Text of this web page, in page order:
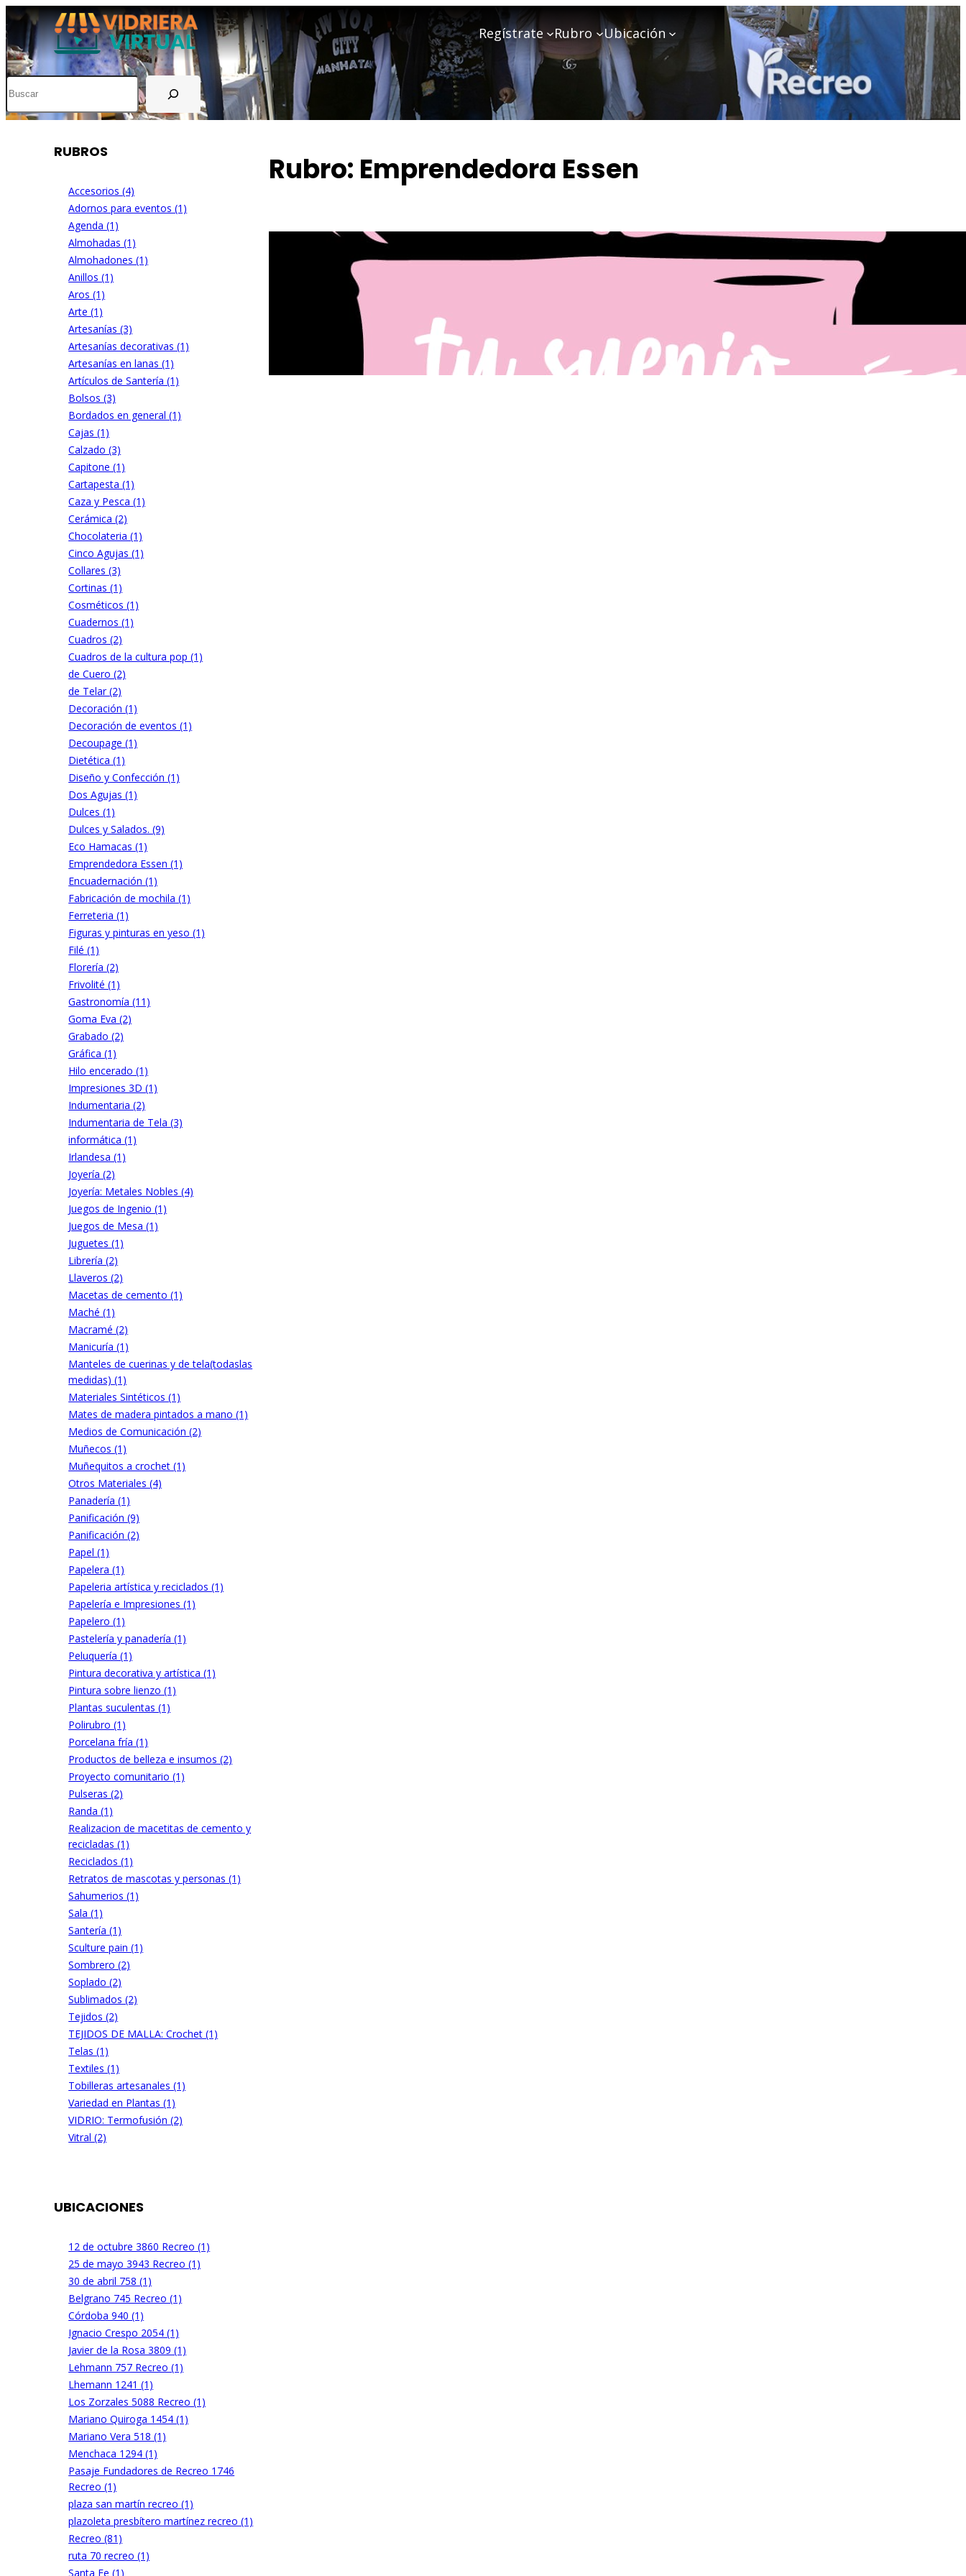
Regístrate Rubro Ubicación
RUBROS
Accesorios (4)
Adornos para eventos (1)
Agenda (1)
Almohadas (1)
Almohadones (1)
Anillos (1)
Aros (1)
Arte (1)
Artesanías (3)
Artesanías decorativas (1)
Artesanías en lanas (1)
Artículos de Santería (1)
Bolsos (3)
Bordados en general (1)
Cajas (1)
Calzado (3)
Capitone (1)
Cartapesta (1)
Caza y Pesca (1)
Cerámica (2)
Chocolateria (1)
Cinco Agujas (1)
Collares (3)
Cortinas (1)
Cosméticos (1)
Cuadernos (1)
Cuadros (2)
Cuadros de la cultura pop (1)
de Cuero (2)
de Telar (2)
Decoración (1)
Decoración de eventos (1)
Decoupage (1)
Dietética (1)
Diseño y Confección (1)
Dos Agujas (1)
Dulces (1)
Dulces y Salados. (9)
Eco Hamacas (1)
Emprendedora Essen (1)
Encuadernación (1)
Fabricación de mochila (1)
Ferreteria (1)
Figuras y pinturas en yeso (1)
Filé (1)
Florería (2)
Frivolité (1)
Gastronomía (11)
Goma Eva (2)
Grabado (2)
Gráfica (1)
Hilo encerado (1)
Impresiones 3D (1)
Indumentaria (2)
Indumentaria de Tela (3)
informática (1)
Irlandesa (1)
Joyería (2)
Joyería: Metales Nobles (4)
Juegos de Ingenio (1)
Juegos de Mesa (1)
Juguetes (1)
Librería (2)
Llaveros (2)
Macetas de cemento (1)
Maché (1)
Macramé (2)
Manicuría (1)
Manteles de cuerinas y de tela(todaslas
medidas) (1)
Materiales Sintéticos (1)
Mates de madera pintados a mano (1)
Medios de Comunicación (2)
Muñecos (1)
Muñequitos a crochet (1)
Otros Materiales (4)
Panadería (1)
Panificación (9)
Panificación (2)
Papel (1)
Papelera (1)
Papeleria artística y reciclados (1)
Papelería e Impresiones (1)
Papelero (1)
Pastelería y panadería (1)
Peluquería (1)
Pintura decorativa y artística (1)
Pintura sobre lienzo (1)
Plantas suculentas (1)
Polirubro (1)
Porcelana fría (1)
Productos de belleza e insumos (2)
Proyecto comunitario (1)
Pulseras (2)
Randa (1)
Realizacion de macetitas de cemento y
recicladas (1)
Reciclados (1)
Retratos de mascotas y personas (1)
Sahumerios (1)
Sala (1)
Santería (1)
Sculture pain (1)
Sombrero (2)
Soplado (2)
Sublimados (2)
Tejidos (2)
TEJIDOS DE MALLA: Crochet (1)
Telas (1)
Textiles (1)
Tobilleras artesanales (1)
Variedad en Plantas (1)
VIDRIO: Termofusión (2)
Vitral (2)
UBICACIONES
12 de octubre 3860 Recreo (1)
25 de mayo 3943 Recreo (1)
30 de abril 758 (1)
Belgrano 745 Recreo (1)
Córdoba 940 (1)
Ignacio Crespo 2054 (1)
Javier de la Rosa 3809 (1)
Lehmann 757 Recreo (1)
Lhemann 1241 (1)
Los Zorzales 5088 Recreo (1)
Mariano Quiroga 1454 (1)
Mariano Vera 518 (1)
Menchaca 1294 (1)
Pasaje Fundadores de Recreo 1746
Recreo (1)
plaza san martín recreo (1)
plazoleta presbítero martínez recreo (1)
Recreo (81)
ruta 70 recreo (1)
Santa Fe (1)
Rubro: Emprendedora Essen
TU SUENIO ESSEN